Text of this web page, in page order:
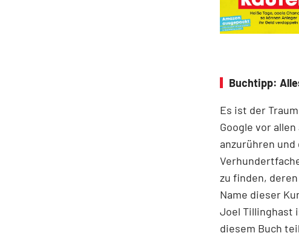
Buchtipp:
Es ist der
Google vor
anzurühren und
zu finden,
Name dieser
Joel Tillinghast
diesem Buch